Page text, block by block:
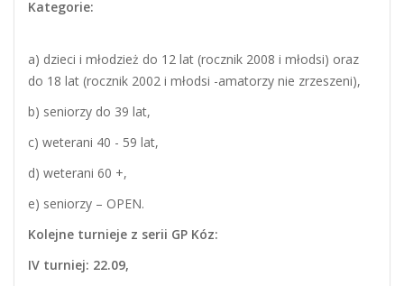
Kategorie:
a) dzieci i młodzież do 12 lat (rocznik 2008 i młodsi) oraz
do 18 lat (rocznik 2002 i młodsi -amatorzy nie zrzeszeni),
b) seniorzy do 39 lat,
c) weterani 40 - 59 lat,
d) weterani 60 +,
e) seniorzy – OPEN.
Kolejne turnieje z serii GP Kóz:
IV turniej: 22.09,